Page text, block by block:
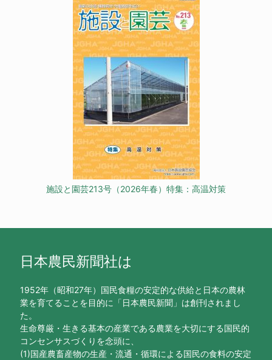
施設と園芸213号（2026年春）特集：高温対策
日本農民新聞社は
1952年（昭和27年）国民食糧の安定的な供給と日本の農林
業を育てることを目的に「日本農民新聞」は創刊されまし
た。
生命尊厳・生きる基本の産業である農業を大切にする国民的
コンセンサスづくりを念頭に、
(1)国産農畜産物の生産・流通・循環による国民の食料の安定